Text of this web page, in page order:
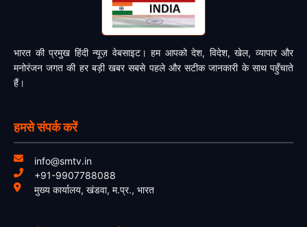
भारत की प्रमुख हिंदी न्यूज़ वेबसाइट। हम आपको देश, विदेश, खेल, व्यापार और
मनोरंजन जगत की हर बड़ी खबर सबसे पहले और सटीक जानकारी के साथ पहुँचाते
हैं।
हमसे संपर्क करें
info@smtv.in
+91-9907788088
मुख्य कार्यालय, खंडवा, म.प्र., भारत